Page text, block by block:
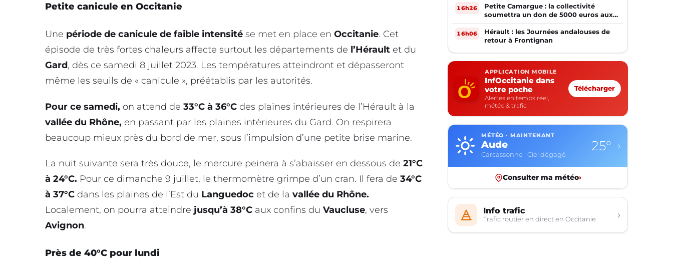
Petite canicule en Occitanie
Une période de canicule de faible intensité se met en place en Occitanie. Cet
épisode de très fortes chaleurs affecte surtout les départements de l’Hérault et du
Gard, dès ce samedi 8 juillet 2023. Les températures atteindront et dépasseront
même les seuils de « canicule », préétablis par les autorités.
Pour ce samedi, on attend de 33°C à 36°C des plaines intérieures de l’Hérault à la
vallée du Rhône, en passant par les plaines intérieures du Gard. On respirera
beaucoup mieux près du bord de mer, sous l’impulsion d’une petite brise marine.
La nuit suivante sera très douce, le mercure peinera à s’abaisser en dessous de 21°C
à 24°C. Pour ce dimanche 9 juillet, le thermomètre grimpe d’un cran. Il fera de 34°C
à 37°C dans les plaines de l’Est du Languedoc et de la vallée du Rhône.
Localement, on pourra atteindre jusqu’à 38°C aux confins du Vaucluse, vers
Avignon.
Près de 40°C pour lundi
16h26
Petite Camargue : la collectivité
soumettra un don de 5000 euros aux
sinistrés de la Gironde
16h06
Hérault : les Journées andalouses de
retour à Frontignan
APPLICATION MOBILE
InfOccitanie dans
votre poche
Alertes en temps réel,
météo & trafic
Télécharger
MÉTÉO · MAINTENANT
Aude
Carcassonne · Ciel dégagé
25° ›
Consulter ma météo›
Info trafic
Trafic routier en direct en Occitanie ›